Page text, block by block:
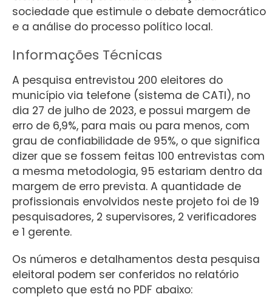
sociedade que estimule o debate democrático
e a análise do processo político local.
Informações Técnicas
A pesquisa entrevistou 200 eleitores do
município via telefone (sistema de CATI), no
dia 27 de julho de 2023, e possui margem de
erro de 6,9%, para mais ou para menos, com
grau de confiabilidade de 95%, o que significa
dizer que se fossem feitas 100 entrevistas com
a mesma metodologia, 95 estariam dentro da
margem de erro prevista. A quantidade de
profissionais envolvidos neste projeto foi de 19
pesquisadores, 2 supervisores, 2 verificadores
e 1 gerente.
Os números e detalhamentos desta pesquisa
eleitoral podem ser conferidos no relatório
completo que está no PDF abaixo: